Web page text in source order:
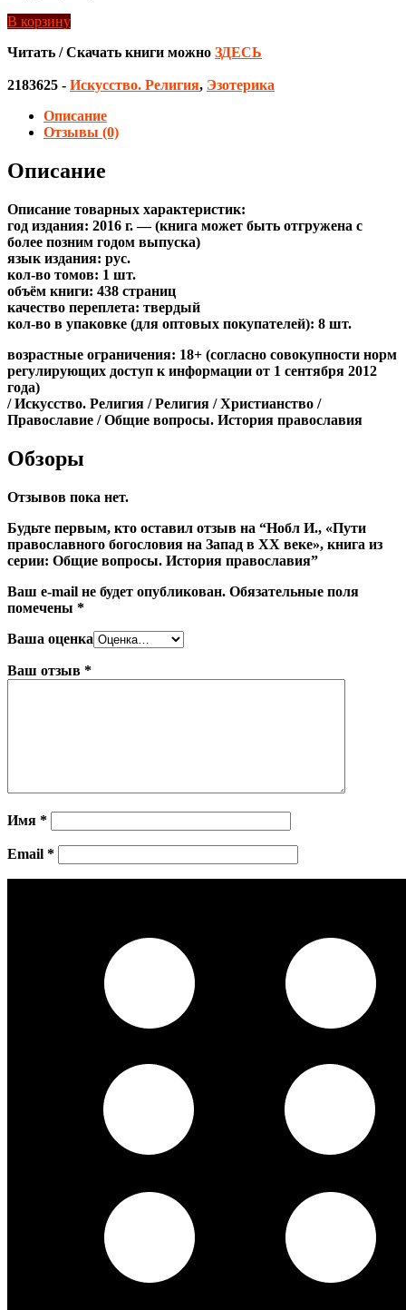
В корзину
Читать / Скачать книги можно ЗДЕСЬ
2183625 - Искусство. Религия, Эзотерика
Описание
Отзывы (0)
Описание
Описание товарных характеристик:
год издания: 2016 г. — (книга может быть отгружена c
более позним годом выпуска)
язык издания: рус.
кол-во томов: 1 шт.
объём книги: 438 страниц
качество переплета: твердый
кол-во в упаковке (для оптовых покупателей): 8 шт.
возрастные ограничения: 18+ (согласно совокупности норм
регулирующих доступ к информации от 1 сентября 2012
года)
/ Искусство. Религия / Религия / Христианство /
Православие / Общие вопросы. История православия
Обзоры
Отзывов пока нет.
Будьте первым, кто оставил отзыв на “Нобл И., «Пути
православного богословия на Запад в ХХ веке», книга из
серии: Общие вопросы. История православия”
Ваш e-mail не будет опубликован. Обязательные поля
помечены *
Ваша оценка
Ваш отзыв *
Имя *
Email *